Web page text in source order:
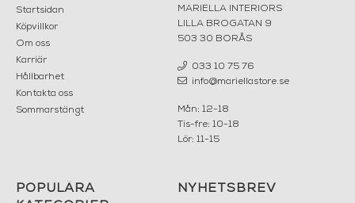
Startsidan
Köpvillkor
Om oss
Karriär
Hållbarhet
Kontakta oss
Sommarstängt
MARIELLA INTERIORS
LILLA BROGATAN 9
503 30 BORÅS
033 10 75 76
info@mariellastore.se
Mån: 12-18
Tis-fre: 10-18
Lör: 11-15
POPULÄRA
NYHETSBREV